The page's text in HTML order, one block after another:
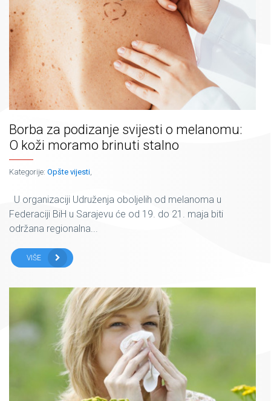
Borba za podizanje svijesti o melanomu:
O koži moramo brinuti stalno
Kategorije: Opšte vijesti,
U organizaciji Udruženja oboljelih od melanoma u
Federaciji BiH u Sarajevu će od 19. do 21. maja biti
održana regionalna...
VIŠE